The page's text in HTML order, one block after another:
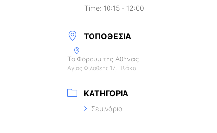
Time: 10:15 - 12:00
ΤΟΠΟΘΕΣΊΑ
Το Φόρουμ της Αθήνας
Αγίας Φιλοθέης 17, Πλάκα
ΚΑΤΗΓΟΡΊΑ
Σεμινάρια